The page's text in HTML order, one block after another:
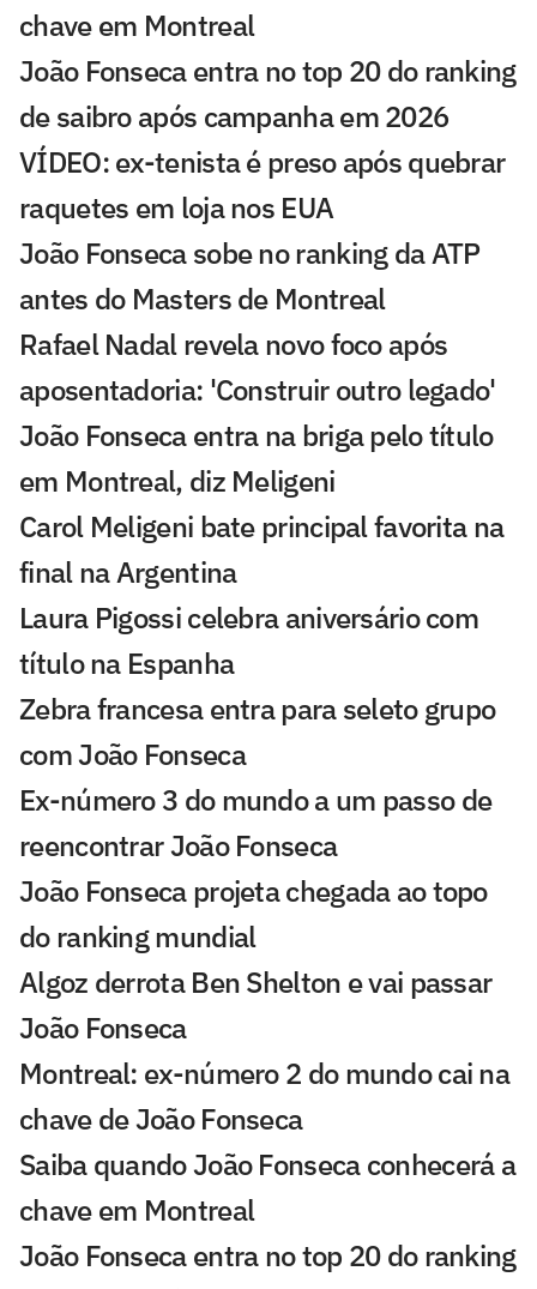
chave em Montreal
João Fonseca entra no top 20 do ranking
de saibro após campanha em 2026
VÍDEO: ex-tenista é preso após quebrar
raquetes em loja nos EUA
João Fonseca sobe no ranking da ATP
antes do Masters de Montreal
Rafael Nadal revela novo foco após
aposentadoria: 'Construir outro legado'
João Fonseca entra na briga pelo título
em Montreal, diz Meligeni
Carol Meligeni bate principal favorita na
final na Argentina
Laura Pigossi celebra aniversário com
título na Espanha
Zebra francesa entra para seleto grupo
com João Fonseca
Ex-número 3 do mundo a um passo de
reencontrar João Fonseca
João Fonseca projeta chegada ao topo
do ranking mundial
Algoz derrota Ben Shelton e vai passar
João Fonseca
Montreal: ex-número 2 do mundo cai na
chave de João Fonseca
Saiba quando João Fonseca conhecerá a
chave em Montreal
João Fonseca entra no top 20 do ranking